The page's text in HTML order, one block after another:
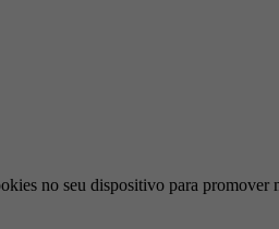
no seu dispositivo para promover